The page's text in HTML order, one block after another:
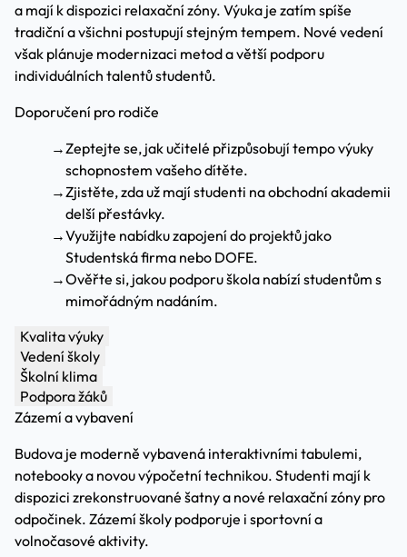
a mají k dispozici relaxační zóny. Výuka je zatím spíše
tradiční a všichni postupují stejným tempem. Nové vedení
však plánuje modernizaci metod a větší podporu
individuálních talentů studentů.
Doporučení pro rodiče
→Zeptejte se, jak učitelé přizpůsobují tempo výuky
schopnostem vašeho dítěte.
→Zjistěte, zda už mají studenti na obchodní akademii
delší přestávky.
→Využijte nabídku zapojení do projektů jako
Studentská firma nebo DOFE.
→Ověřte si, jakou podporu škola nabízí studentům s
mimořádným nadáním.
Kvalita výuky
Vedení školy
Školní klima
Podpora žáků
Zázemí a vybavení
Budova je moderně vybavená interaktivními tabulemi,
notebooky a novou výpočetní technikou. Studenti mají k
dispozici zrekonstruované šatny a nové relaxační zóny pro
odpočinek. Zázemí školy podporuje i sportovní a
volnočasové aktivity.